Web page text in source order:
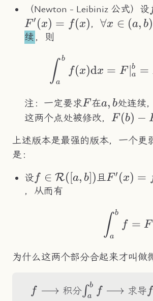
（Newton - Leibiniz 公式）设
F ′ (x) = f (x)，\forall
∀x ∈ (a, b)
续 ，则
∫a
b
f (x)dx = F ∣a
b =
注：一定要求F
F 在a,b
a, b处连续
这两个点处被修改， F(b)-
F (b) −
上述版本是最强的版本，一个更
是：
设 f\in\mathcal{R}
([a,b])
f ∈ R([a, b])且F ′ (x) =
，从而有
∫a
b
f = F
为什么这两个部分合起来才叫做
f\longrightarrow
f ⟶ 积分\int_a^bf
∫a
b
f ⟶ 求导 ff